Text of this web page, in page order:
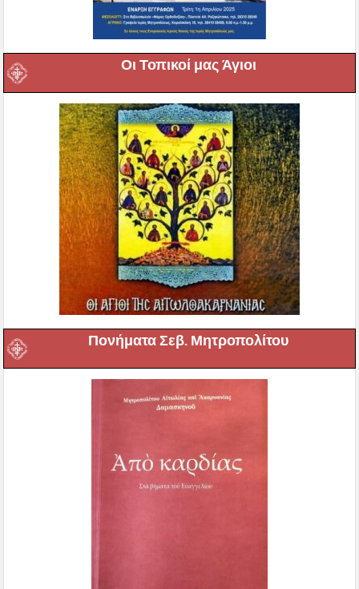
Οι Τοπικοί μας Άγιοι
Πονήματα Σεβ. Μητροπολίτου